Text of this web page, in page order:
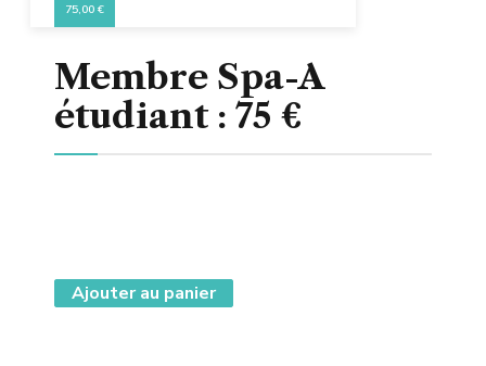
Membre Spa-A
étudiant : 75 €
75,00 €
Ajouter au panier